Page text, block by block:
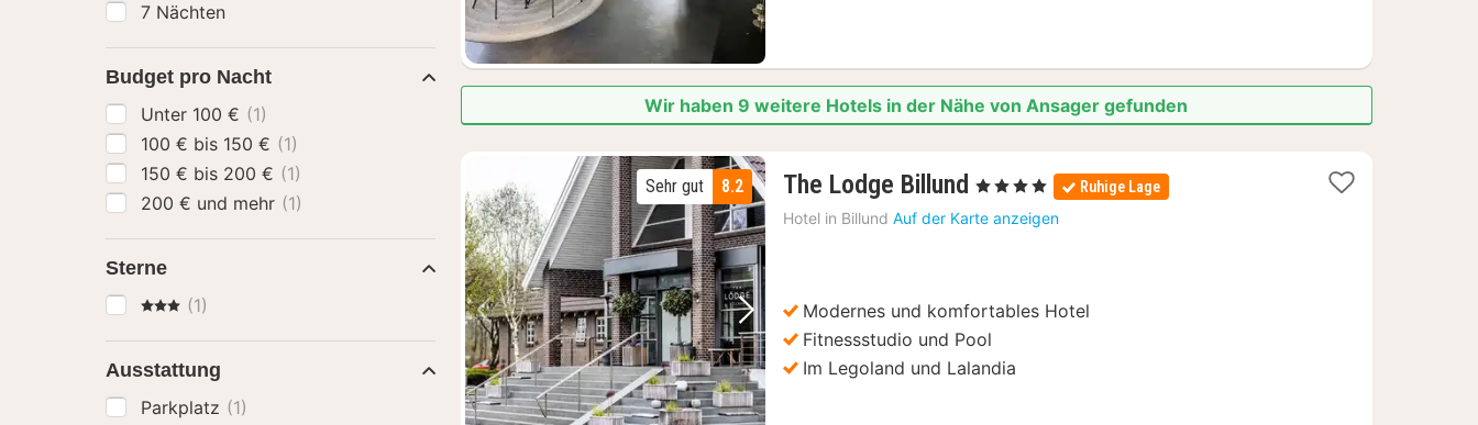
Wir haben 9 weitere Hotels in der Nähe von Ansager gefunden
Vorheriges Bild Nächstes Bild
8.2
Sehr gut The Lodge Billund 1
Nacht
ab
, 4 Sterne Ruhige Lage
Hotel in Billund Auf der Karte anzeigen
Modernes und komfortables Hotel
Fitnessstudio und Pool
Im Legoland und Lalandia
7 Nächten
Budget pro Nacht
Unter 100 € (1)
100 € bis 150 € (1)
150 € bis 200 € (1)
200 € und mehr (1)
Sterne
3 Sterne
(1)
Ausstattung
Parkplatz (1)